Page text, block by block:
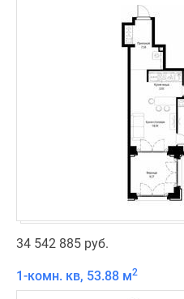
34 542 885 руб.
1-комн. кв, 53.88 м2